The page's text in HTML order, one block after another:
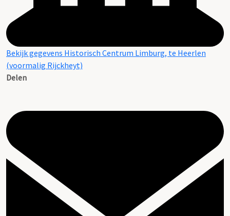
Bekijk gegevens Historisch Centrum Limburg, te Heerlen
(voormalig Rijckheyt)
Delen